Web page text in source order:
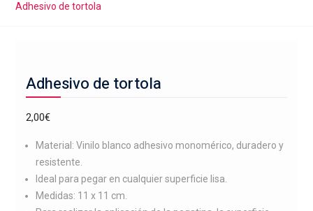
Adhesivo de tortola
Adhesivo de tortola
2,00€
Material: Vinilo blanco adhesivo monomérico, duradero y
resistente.
Ideal para pegar en cualquier superficie lisa.
Medidas: 11 x 11 cm.